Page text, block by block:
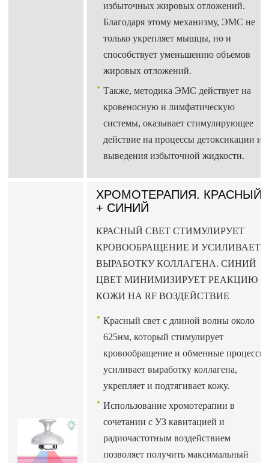
избыточных жировых отложений.
Благодаря этому механизму, ЭМС не
только укрепляет мышцы, но и
способствует уменьшению объемов
жировых отложений.
Также, методика ЭМС действует на
кровеносную и лимфатическую
системы, оказывает стимулирующее
действие на процессы детоксикации и
выведения избыточной жидкости.
ХРОМОТЕРАПИЯ. КРАСНЫЙ
+ СИНИЙ
КРАСНЫЙ СВЕТ СТИМУЛИРУЕТ
КРОВООБРАЩЕНИЕ И УСИЛИВАЕТ
ВЫРАБОТКУ КОЛЛАГЕНА. СИНИЙ
ЦВЕТ МИНИМИЗИРУЕТ РЕАКЦИЮ
КОЖИ НА RF ВОЗДЕЙСТВИЕ
Красный свет с длиной волны около
625нм, который стимулирует
кровообращение и обменные процессы,
усиливает выработку коллагена,
укрепляет и подтягивает кожу.
Использование хромотерапии в
сочетании с УЗ кавитацией и
радиочастотным воздействием
позволяет получить максимальный